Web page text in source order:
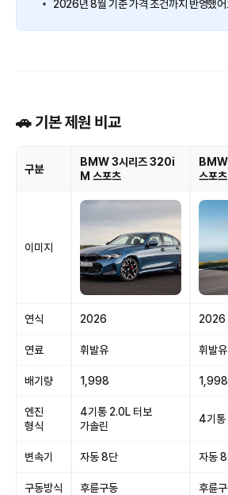
2026년 8월 기준 가격 조건까지 반영했어
🚗 기본 제원 비교
구분
BMW 3시리즈 320i
M 스포츠
스포
이미지
연식 2026 2026
연료 휘발유 휘발유
배기량 1,998 1,998
엔진
형식
4기통 2.0L 터보
가솔린
4기통
변속기 자동 8단 자동
구동방식 후륜구동 후륜